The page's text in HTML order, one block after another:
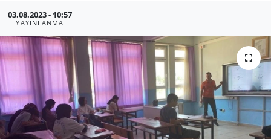
03.08.2023 - 10:57
YAYINLANMA
GENEL
GÜNDEM
HABERDE İNSAN
KÜLTÜR SANAT
Haber Arşivi